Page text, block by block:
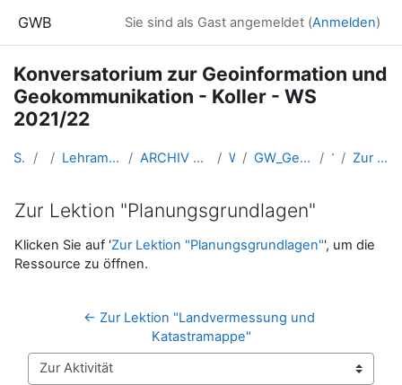
GWB Sie sind als Gast angemeldet (Anmelden)
Konversatorium zur Geoinformation und
Geokommunikation - Koller - WS
2021/22
Startseite Kurse Lehramtsausbildung GW im Cluster Österreich Mitte ARCHIV - Lehrveranstaltungen am Standort Linz - seit 2016 WS 2021/22 GW_Geomedien_KOGeoinformation_Koller_2021ws 12-18.01. Zur Lektion "Planungsgrundlagen"
Zur Lektion "Planungsgrundlagen"
Abschlussbedingungen
Klicken Sie auf 'Zur Lektion "Planungsgrundlagen"', um die
Ressource zu öffnen.
← Zur Lektion "Landvermessung und
Katastramappe"
Zur Aktivität